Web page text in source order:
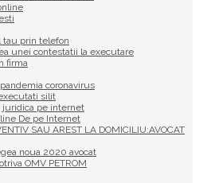
tau prin telefon
unei contestatii la executare
firma
coronavirus
silit
juridica pe internet
De pe Internet
SAU AREST LA DOMICILIU:AVOCAT
noua 2020 avocat
OMV PETROM